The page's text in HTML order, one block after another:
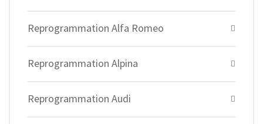
Reprogrammation Alfa Romeo
Reprogrammation Alpina
Reprogrammation Audi